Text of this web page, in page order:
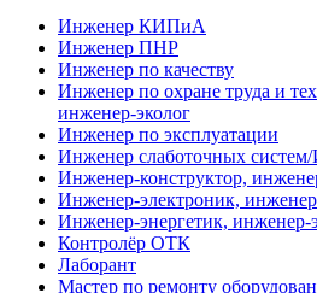
Инженер КИПиА
Инженер ПНР
Инженер по качеству
Инженер по охране труда и
инженер-эколог
Инженер по эксплуатации
Инженер слаботочных
Инженер-конструктор,
Инженер-электроник,
Инженер-энергетик, инженер-
Контролёр ОТК
Лаборант
Мастер по ремонту